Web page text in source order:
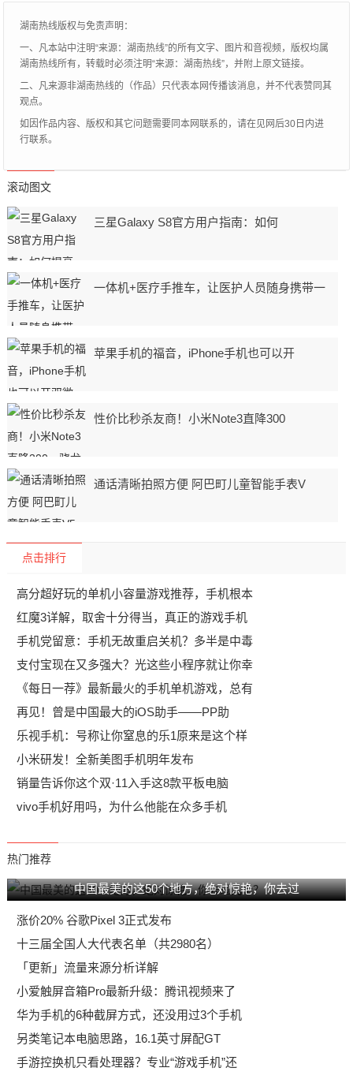
湖南热线版权与免责声明：
一、凡本站中注明“来源：湖南热线”的所有文字、图片和音视频，版权均属
湖南热线所有，转载时必须注明“来源：湖南热线”，并附上原文链接。
二、凡来源非湖南热线的（作品）只代表本网传播该消息，并不代表赞同其
观点。
如因作品内容、版权和其它问题需要同本网联系的，请在见网后30日内进
行联系。
滚动图文
三星Galaxy S8官方用户指南：如何
一体机+医疗手推车，让医护人员随身携带一
苹果手机的福音，iPhone手机也可以开
性价比秒杀友商！小米Note3直降300
通话清晰拍照方便 阿巴町儿童智能手表V
点击排行
高分超好玩的单机小容量游戏推荐，手机根本
红魔3详解，取舍十分得当，真正的游戏手机
手机党留意：手机无故重启关机？多半是中毒
支付宝现在又多强大？光这些小程序就让你幸
《每日一荐》最新最火的手机单机游戏，总有
再见！曾是中国最大的iOS助手——PP助
乐视手机：号称让你窒息的乐1原来是这个样
小米研发！全新美图手机明年发布
销量告诉你这个双·11入手这8款平板电脑
vivo手机好用吗，为什么他能在众多手机
热门推荐
中国最美的这50个地方，绝对惊艳，你去过
涨价20% 谷歌Pixel 3正式发布
十三届全国人大代表名单（共2980名）
「更新」流量来源分析详解
小爱触屏音箱Pro最新升级：腾讯视频来了
华为手机的6种截屏方式，还没用过3个手机
另类笔记本电脑思路，16.1英寸屏配GT
手游控换机只看处理器？专业“游戏手机”还